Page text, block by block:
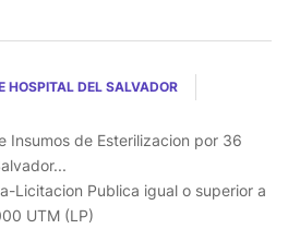
HOSPITAL DEL SALVADOR
Insumos de Esterilizacion por 36
Licitacion Publica igual o superior a
UTM (LP)